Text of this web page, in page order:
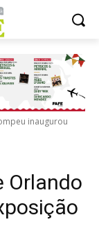
inaugurou
Orlando